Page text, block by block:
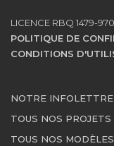
LICENCE RBQ 1479-
POLITIQUE DE
CONDITIONS
NOTRE INFOLETTRE
TOUS NOS PROJETS
TOUS NOS MODÈLES